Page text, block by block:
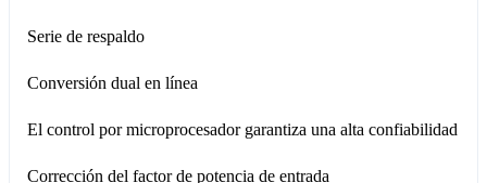
Serie de respaldo
Conversión dual en línea
El control por microprocesador garantiza una alta confiabilidad
Corrección del factor de potencia de entrada